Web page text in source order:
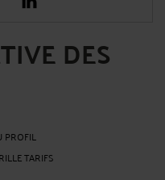
DES
PROFIL
TARIFS